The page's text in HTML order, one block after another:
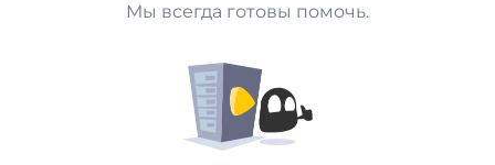
Мы всегда готовы помочь.